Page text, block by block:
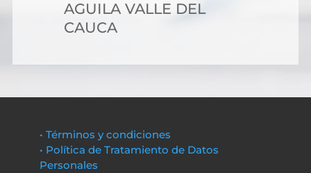
AGUILA VALLE DEL
CAUCA
• Términos y condiciones
• Política de Tratamiento de Datos
Personales